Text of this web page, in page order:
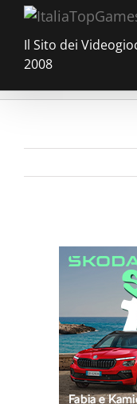
contenuto
Il Sito dei
2008